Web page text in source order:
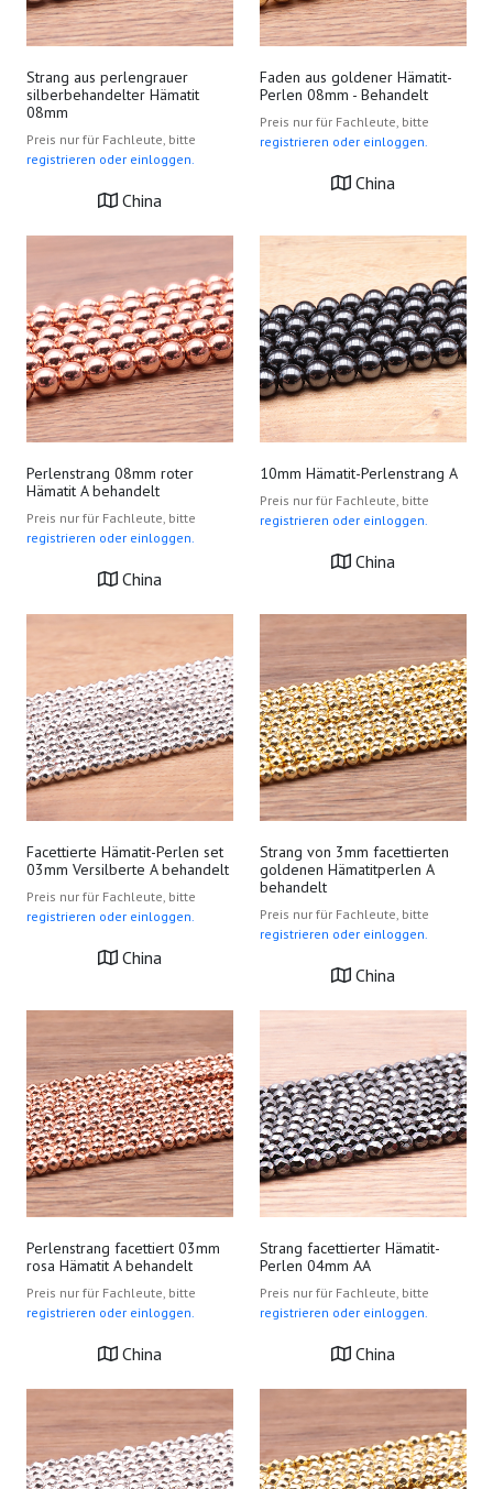
Strang aus perlengrauer
silberbehandelter Hämatit
08mm
Preis nur für Fachleute, bitte
registrieren oder einloggen.
China
Faden aus goldener Hämatit-
Perlen 08mm - Behandelt
Preis nur für Fachleute, bitte
registrieren oder einloggen.
China
Perlenstrang 08mm roter
Hämatit A behandelt
Preis nur für Fachleute, bitte
registrieren oder einloggen.
China
10mm Hämatit-Perlenstrang A
Preis nur für Fachleute, bitte
registrieren oder einloggen.
China
Facettierte Hämatit-Perlen set
03mm Versilberte A behandelt
Preis nur für Fachleute, bitte
registrieren oder einloggen.
China
Strang von 3mm facettierten
goldenen Hämatitperlen A
behandelt
Preis nur für Fachleute, bitte
registrieren oder einloggen.
China
Perlenstrang facettiert 03mm
rosa Hämatit A behandelt
Preis nur für Fachleute, bitte
registrieren oder einloggen.
China
Strang facettierter Hämatit-
Perlen 04mm AA
Preis nur für Fachleute, bitte
registrieren oder einloggen.
China